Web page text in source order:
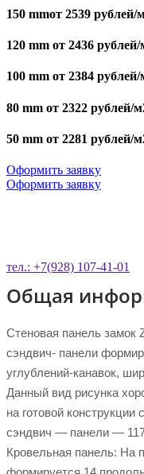
150 mmот 2539 рублей/
120 mm от 2436
100 mm от 2384
80 mm от 2322 рублей/
50 mm от 2281 рублей/
Оформить заявку
Оформить заявку
тел.: +7(928) 107-41-01
Общая
Стеновая панель замок
сэндвич- панели
углублений-канавок,
Данный вид рисунка
на готовой
сэндвич — панели —
Кровельная панель: На